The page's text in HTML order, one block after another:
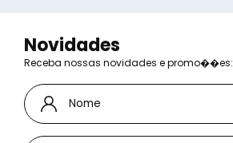
Novidades
Receba nossas novidades e promo��es: